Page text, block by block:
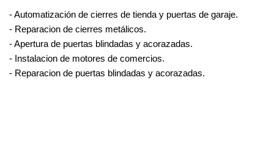
- Automatización de cierres de tienda y puertas de garaje.
- Reparacion de cierres metálicos.
- Apertura de puertas blindadas y acorazadas.
- Instalacion de motores de comercios.
- Reparacion de puertas blindadas y acorazadas.